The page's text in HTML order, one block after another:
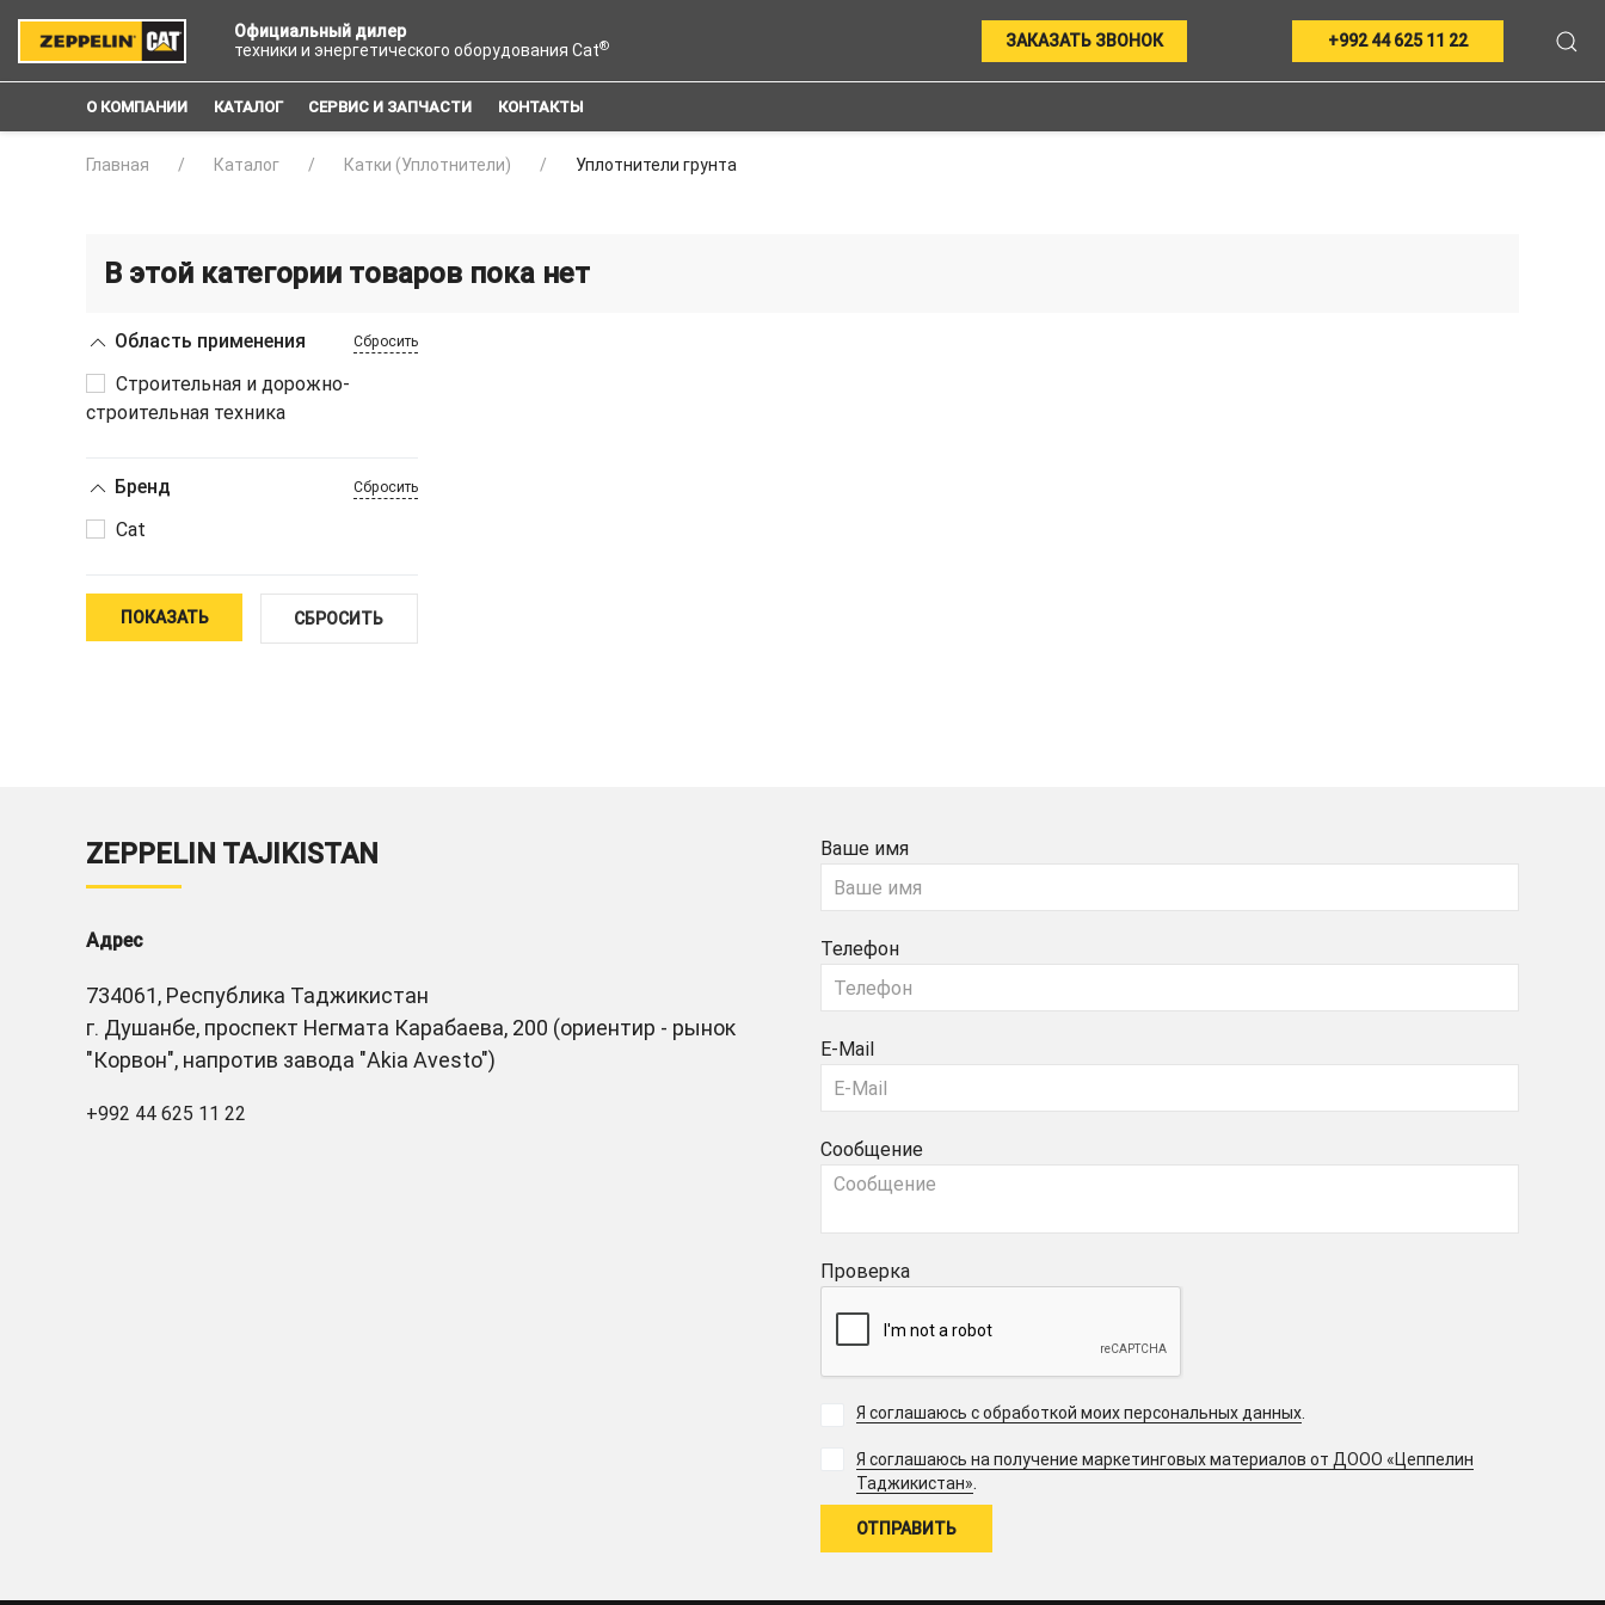
Официальный дилер
техники и энергетического оборудования Cat® ЗАКАЗАТЬ ЗВОНОК +992 44 625 11 22
О КОМПАНИИ КАТАЛОГ СЕРВИС И ЗАПЧАСТИ КОНТАКТЫ
Главная Каталог Катки (Уплотнители) Уплотнители грунта
В этой категории товаров пока нет
Область применения Сбросить
Строительная и дорожно-
строительная техника
Бренд Сбросить
Cat
ПОКАЗАТЬ СБРОСИТЬ
ZEPPELIN TAJIKISTAN
Адрес
734061, Республика Таджикистан
г. Душанбе, проспект Негмата Карабаева, 200 (ориентир - рынок
"Корвон", напротив завода "Akia Avesto")
+992 44 625 11 22
Ваше имя
Телефон
E-Mail
Сообщение
Проверка
Я соглашаюсь с обработкой моих персональных данных
Я соглашаюсь на получение маркетинговых материалов от ДООО «Цеппелин
Таджикистан».